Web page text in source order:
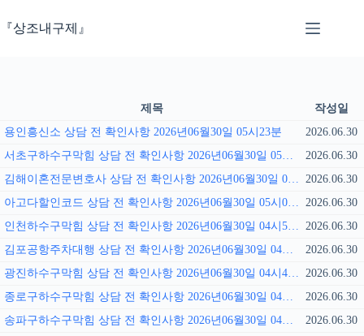
문
기
『상조내구제』
제목
작성일
용인흥신소 상담 전 확인사항 2026년06월30일 05시23분
2026.06.30
서초구하수구막힘 상담 전 확인사항 2026년06월30일 05시18분
2026.06.30
김해이혼전문변호사 상담 전 확인사항 2026년06월30일 05시09분 2026.06.30
아고다할인코드 상담 전 확인사항 2026년06월30일 05시02분 2026.06.30
인천하수구막힘 상담 전 확인사항 2026년06월30일 04시55분 2026.06.30
김포공항주차대행 상담 전 확인사항 2026년06월30일 04시50분
2026.06.30
광진하수구막힘 상담 전 확인사항 2026년06월30일 04시41분 2026.06.30
종로구하수구막힘 상담 전 확인사항 2026년06월30일 04시36분
2026.06.30
송파구하수구막힘 상담 전 확인사항 2026년06월30일 04시27분
2026.06.30